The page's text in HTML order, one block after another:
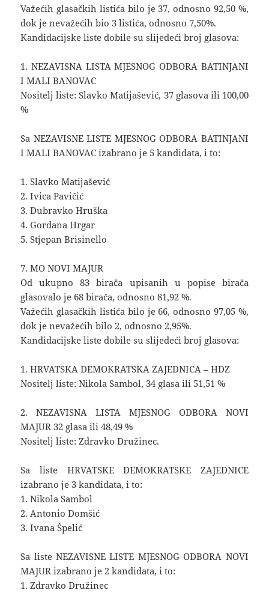
Važećih glasačkih listića bilo je 37, odnosno 92,50 %,
dok je nevažećih bio 3 listića, odnosno 7,50%.
Kandidacijske liste dobile su slijedeći broj glasova:
1. NEZAVISNA LISTA MJESNOG ODBORA BATINJANI
I MALI BANOVAC
Nositelj liste: Slavko Matijašević, 37 glasova ili 100,00
%
Sa NEZAVISNE LISTE MJESNOG ODBORA BATINJANI
I MALI BANOVAC izabrano je 5 kandidata, i to:
1. Slavko Matijašević
2. Ivica Pavičić
3. Dubravko Hruška
4. Gordana Hrgar
5. Stjepan Brisinello
7. MO NOVI MAJUR
Od ukupno 83 birača upisanih u popise birača
glasovalo je 68 birača, odnosno 81,92 %.
Važećih glasačkih listića bilo je 66, odnosno 97,05 %,
dok je nevažećih bilo 2, odnosno 2,95%.
Kandidacijske liste dobile su slijedeći broj glasova:
1. HRVATSKA DEMOKRATSKA ZAJEDNICA – HDZ
Nositelj liste: Nikola Sambol, 34 glasa ili 51,51 %
2. NEZAVISNA LISTA MJESNOG ODBORA NOVI
MAJUR 32 glasa ili 48,49 %
Nositelj liste: Zdravko Družinec.
Sa liste HRVATSKE DEMOKRATSKE ZAJEDNICE
izabrano je 3 kandidata, i to:
1. Nikola Sambol
2. Antonio Domšić
3. Ivana Špelić
Sa liste NEZAVISNE LISTE MJESNOG ODBORA NOVI
MAJUR izabrano je 2 kandidata, i to:
1. Zdravko Družinec